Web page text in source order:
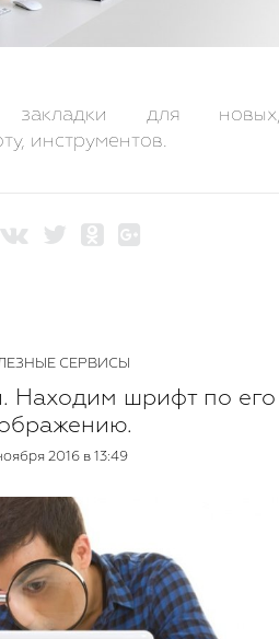
закладки для
инструментов.
СЕРВИСЫ
Находим шрифт по его
2016 в 13:49